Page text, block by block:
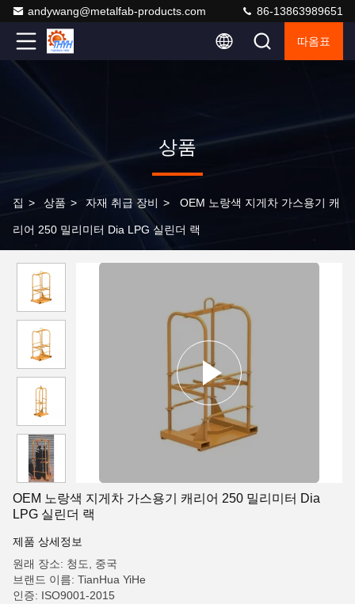
andywang@metalfab-products.com 86-13863989651
따옴표
상품
집 > 상품 > 자재 취급 장비 > OEM 노랑색 지게차 가스용기 캐
리어 250 밀리미터 Dia LPG 실린더 랙
OEM 노랑색 지게차 가스용기 캐리어 250 밀리미터 Dia
LPG 실린더 랙
제품 상세정보
원래 장소: 청도, 중국
브랜드 이름: TianHua YiHe
인증: ISO9001-2015